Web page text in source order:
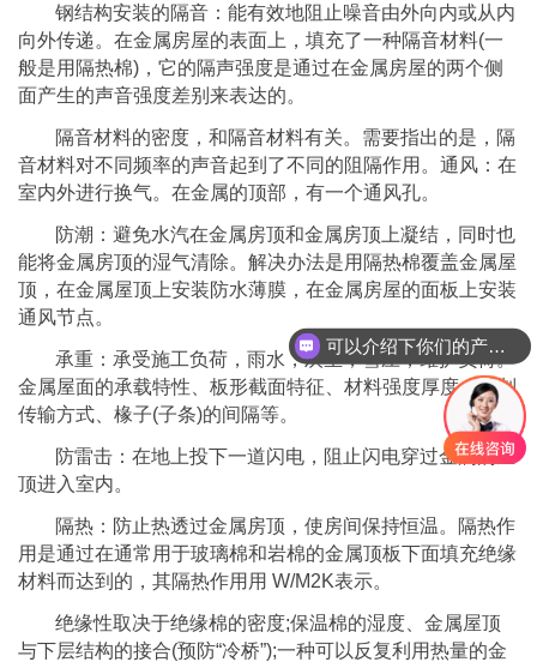
钢结构安装的隔音：能有效地阻止噪音由外向内或从内
向外传递。在金属房屋的表面上，填充了一种隔音材料(一
般是用隔热棉)，它的隔声强度是通过在金属房屋的两个侧
面产生的声音强度差别来表达的。
隔音材料的密度，和隔音材料有关。需要指出的是，隔
音材料对不同频率的声音起到了不同的阻隔作用。通风：在
室内外进行换气。在金属的顶部，有一个通风孔。
防潮：避免水汽在金属房顶和金属房顶上凝结，同时也
能将金属房顶的湿气清除。解决办法是用隔热棉覆盖金属屋
顶，在金属屋顶上安装防水薄膜，在金属房屋的面板上安装
通风节点。
承重：承受施工负荷，雨水，灰尘，雪压，维护负荷。
金属屋面的承载特性、板形截面特征、材料强度厚度、强制
传输方式、椽子(子条)的间隔等。
防雷击：在地上投下一道闪电，阻止闪电穿过金属的屋
顶进入室内。
隔热：防止热透过金属房顶，使房间保持恒温。隔热作
用是通过在通常用于玻璃棉和岩棉的金属顶板下面填充绝缘
材料而达到的，其隔热作用用 W/M2K表示。
绝缘性取决于绝缘棉的密度;保温棉的湿度、金属屋顶
与下层结构的接合(预防“冷桥”);一种可以反复利用热量的金
可以介绍下你们的产品么